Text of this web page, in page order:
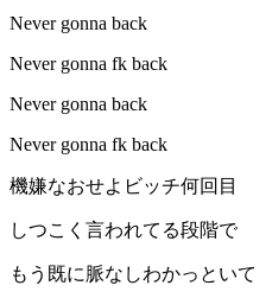
Never gonna back
Never gonna fk back
Never gonna back
Never gonna fk back
機嫌なおせよビッチ何回目
しつこく言われてる段階で
もう既に脈なしわかっといて